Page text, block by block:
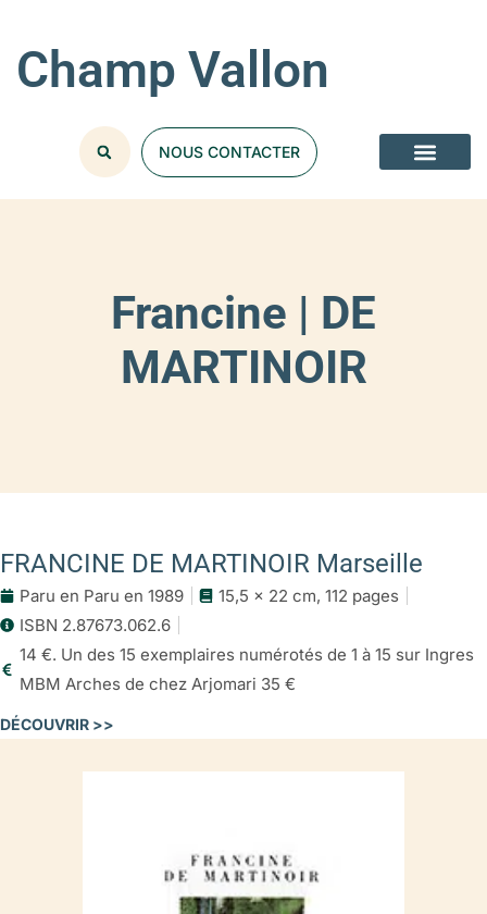
Champ Vallon
NOUS CONTACTER
Francine | DE
MARTINOIR
FRANCINE DE MARTINOIR Marseille
Paru en Paru en 1989
15,5 x 22 cm, 112 pages
ISBN 2.87673.062.6
14 €. Un des 15 exemplaires numérotés de 1 à 15 sur Ingres
MBM Arches de chez Arjomari 35 €
DÉCOUVRIR >>